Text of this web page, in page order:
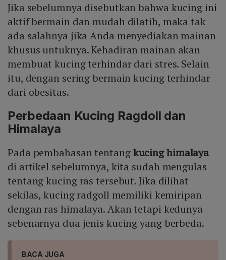
Jika sebelumnya disebutkan bahwa kucing ini
aktif bermain dan mudah dilatih, maka tak
ada salahnya jika Anda menyediakan mainan
khusus untuknya. Kehadiran mainan akan
membuat kucing terhindar dari stres. Selain
itu, dengan sering bermain kucing terhindar
dari obesitas.
Perbedaan Kucing Ragdoll dan
Himalaya
Pada pembahasan tentangkucing himalaya
di artikel sebelumnya, kita sudah mengulas
tentang kucing ras tersebut. Jika dilihat
sekilas, kucing radgoll memiliki kemiripan
dengan ras himalaya. Akan tetapi kedunya
sebenarnya dua jenis kucing yang berbeda.
BACA JUGA